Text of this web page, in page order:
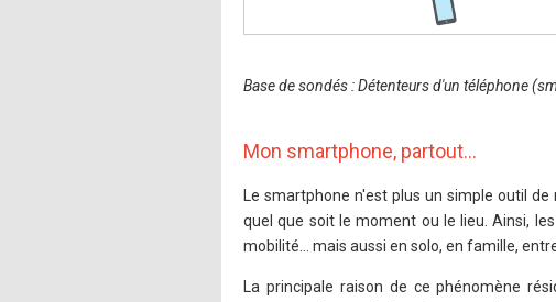
Base de sondés : Détenteurs d'un téléphone
Mon smartphone, partout…
Le smartphone n'est plus un simple outil
quel que soit le moment ou le lieu. Ainsi,
mobilité… mais aussi en solo, en famille,
La principale raison de ce phénomène